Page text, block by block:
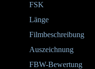
FSK
Länge
Filmbeschreibung
Auszeichnung
FBW-Bewertung